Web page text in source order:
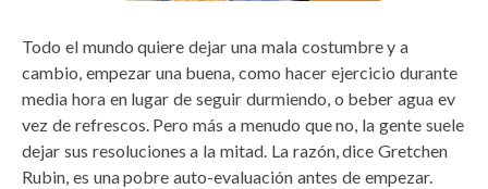
Todo el mundo quiere dejar una mala costumbre y a
cambio, empezar una buena, como hacer ejercicio durante
media hora en lugar de seguir durmiendo, o beber agua ev
vez de refrescos. Pero más a menudo que no, la gente suele
dejar sus resoluciones a la mitad. La razón, dice Gretchen
Rubin, es una pobre auto-evaluación antes de empezar.